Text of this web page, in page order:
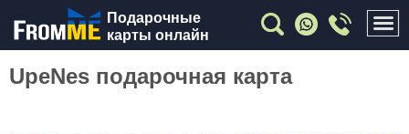
Подарочные
карты онлайн
UpeNes подарочная карта